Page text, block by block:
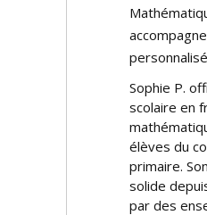
Sophie P.
scolaire en
élèves du
primaire.
solide
par des